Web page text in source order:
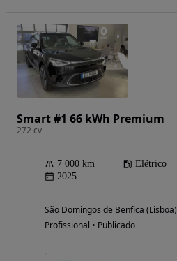
Smart #1 66 kWh Premium
272 cv
7 000 km Elétrico
2025
São Domingos de Benfica (Lisboa)
Profissional • Publicado